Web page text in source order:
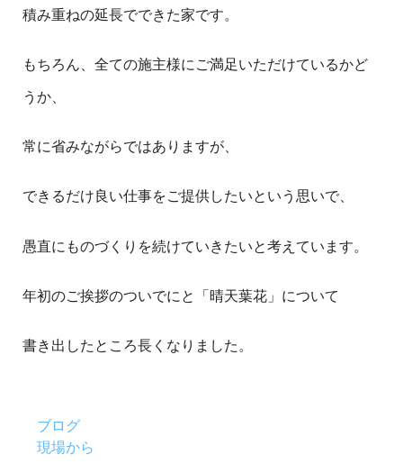
積み重ねの延長でできた家です。
もちろん、全ての施主様にご満足いただけているかど
うか、
常に省みながらではありますが、
できるだけ良い仕事をご提供したいという思いで、
愚直にものづくりを続けていきたいと考えています。
年初のご挨拶のついでにと「晴天葉花」について
書き出したところ長くなりました。
ブログ
現場から